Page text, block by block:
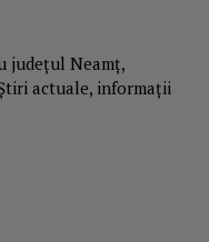
județul Neamț,
actuale, informații